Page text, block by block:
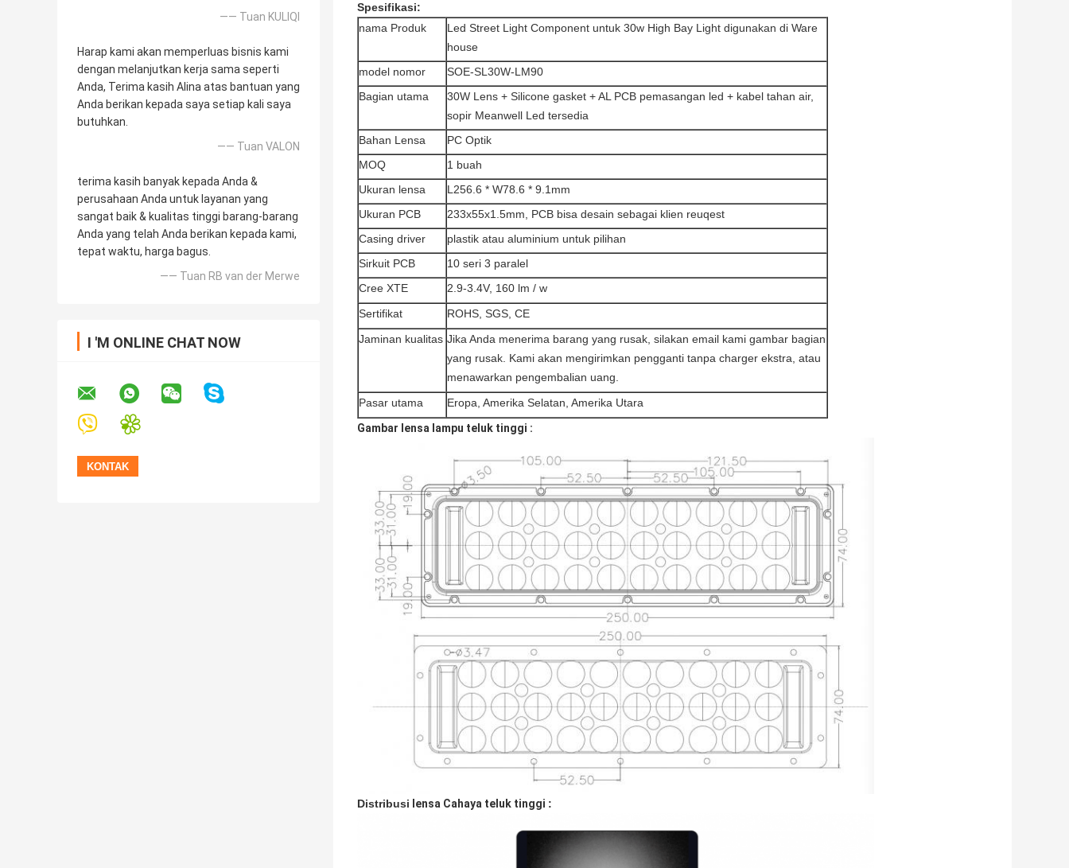
—— Tuan KULIQI
Harap kami akan memperluas bisnis kami
dengan melanjutkan kerja sama seperti
Anda, Terima kasih Alina atas bantuan yang
Anda berikan kepada saya setiap kali saya
butuhkan.
—— Tuan VALON
terima kasih banyak kepada Anda &
perusahaan Anda untuk layanan yang
sangat baik & kualitas tinggi barang-barang
Anda yang telah Anda berikan kepada kami,
tepat waktu, harga bagus.
—— Tuan RB van der Merwe
I 'M ONLINE CHAT NOW
Spesifikasi:
nama Produk
Led Street Light Component untuk 30w High Bay Light digunakan di Ware
house
model nomor
SOE-SL30W-LM90
Bagian utama
30W Lens + Silicone gasket + AL PCB pemasangan led + kabel tahan air,
sopir Meanwell Led tersedia
Bahan Lensa
PC Optik
MOQ
1 buah
Ukuran lensa
L256.6 * W78.6 * 9.1mm
Ukuran PCB
233x55x1.5mm, PCB bisa desain sebagai klien reuqest
Casing driver
plastik atau aluminium untuk pilihan
Sirkuit PCB
10 seri 3 paralel
Cree XTE
2.9-3.4V, 160 lm / w
Sertifikat
ROHS, SGS, CE
Jaminan kualitas Jika Anda menerima barang yang rusak, silakan email kami gambar bagian
yang rusak. Kami akan mengirimkan pengganti tanpa charger ekstra, atau
menawarkan pengembalian uang.
Pasar utama
Eropa, Amerika Selatan, Amerika Utara
Gambar lensa lampu teluk tinggi :
Distribusi lensa Cahaya teluk tinggi :